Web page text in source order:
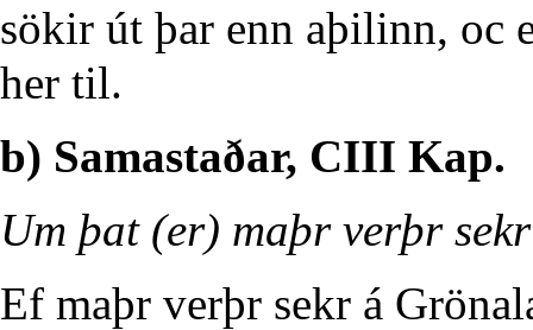
sökir út þar enn aþilinn, oc
her til.
b) Samastaðar, CIII Kap.
Um þat (er) maþr verþr
Ef maþr verþr sekr á